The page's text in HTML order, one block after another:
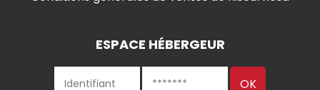
ESPACE HÉBERGEUR